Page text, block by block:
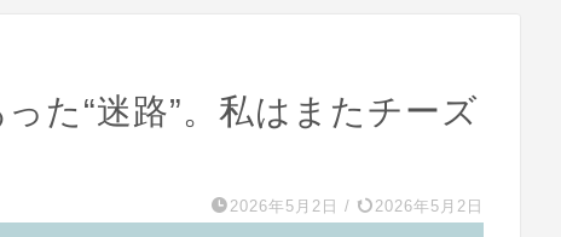
た“迷路”。私はまたチーズ
2026年5月2日 / 2026年5月2日